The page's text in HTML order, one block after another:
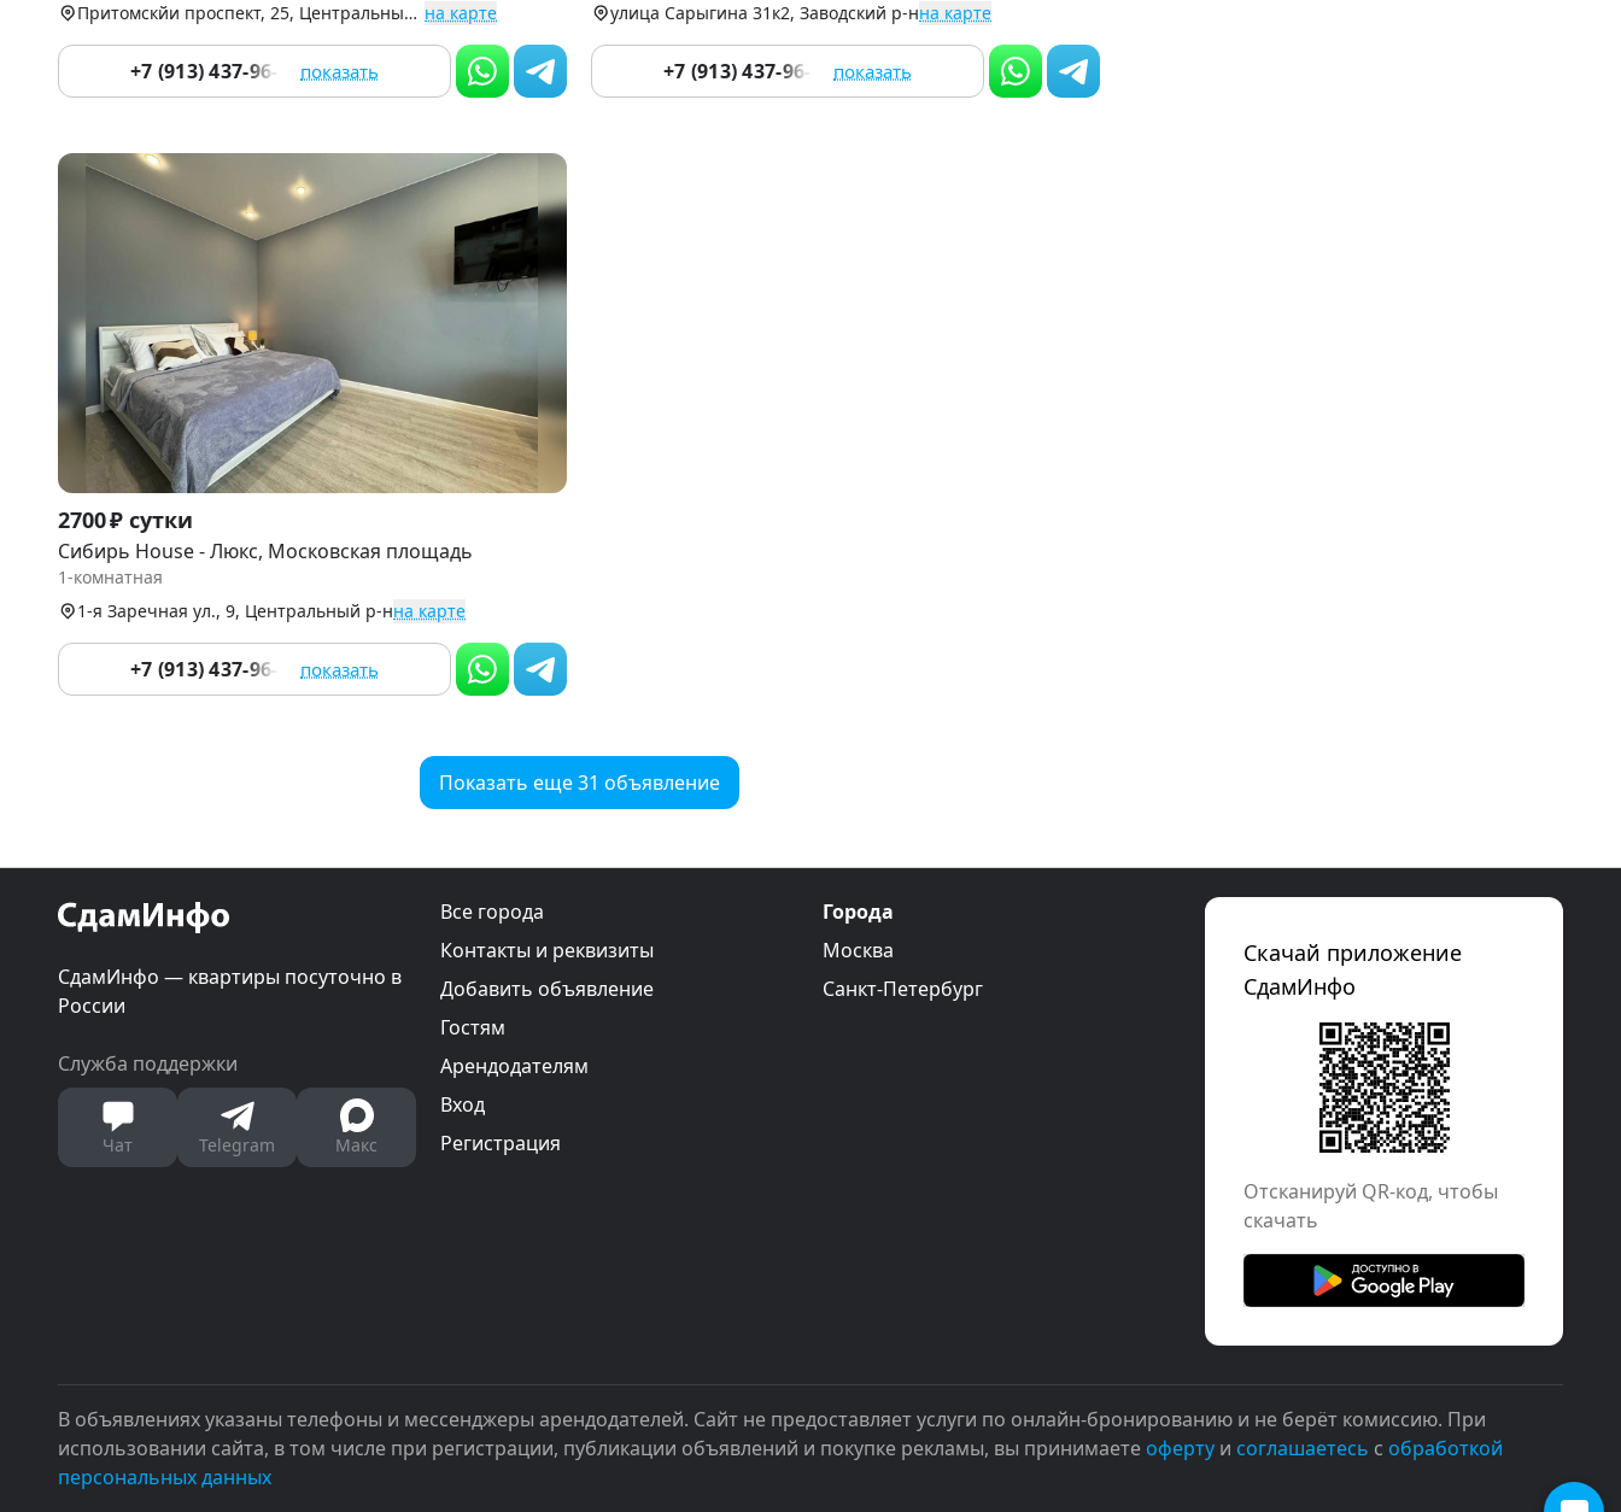
Притомскйи проспект, 25, Центральный р-н на карте
+7 (913) 437-96-78 показать
улица Сарыгина 31к2, Заводский р-нна карте
+7 (913) 437-96-78 показать
Item
1
of
9
2700 ₽ сутки
Сибирь House - Люкс, Московская площадь
1-комнатная
1-я Заречная ул., 9, Центральный р-нна карте
+7 (913) 437-96-78 показать
Показать еще 31 объявление
СдамИнфо — квартиры посуточно в
России
Служба поддержки
Чат Telegram Макс
Все города
Контакты и реквизиты
Добавить объявление
Гостям
Арендодателям
Вход
Регистрация
Города
Москва
Санкт-Петербург
Скачай приложение
СдамИнфо
Отcканируй QR-код, чтобы
скачать
В объявлениях указаны телефоны и мессенджеры арендодателей. Сайт не предоставляет услуги по онлайн-бронированию и не берёт комиссию. При
использовании сайта, в том числе при регистрации, публикации объявлений и покупке рекламы, вы принимаете оферту и соглашаетесь с обработкой
персональных данных